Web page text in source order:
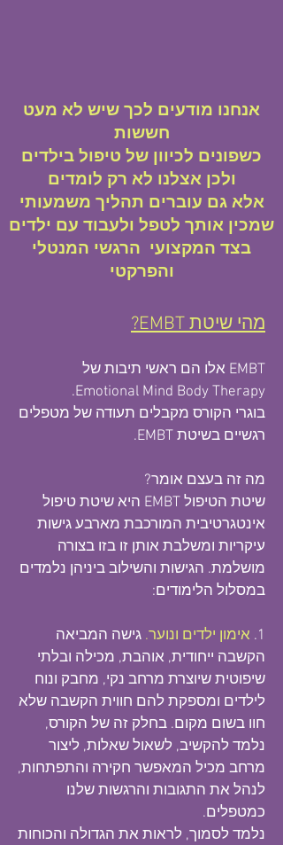
אנחנו מודעים לכך שיש לא מעט
חששות
כשפונים לכיוון של טיפול בילדים
ולכן אצלנו לא רק לומדים
אלא גם עוברים תהליך משמעותי
שמכין אותך לטפל ולעבוד עם ילדים
בצד המקצועי הרגשי המנטלי
והפרקטי
מהי שיטת EMBT?
EMBT אלו הם ראשי תיבות של
Emotional Mind Body Therapy.
בוגרי הקורס מקבלים תעודה של מטפלים
רגשיים בשיטת EMBT.
מה זה בעצם אומר?
שיטת הטיפול EMBT היא שיטת טיפול
אינטגרטיבית המורכבת מארבע גישות
עיקריות ומשלבת אותן זו בזו בצורה
מושלמת. הגישות והשילוב ביניהן נלמדים
במסלול הלימודים:
1. אימון ילדים ונוער. גישה המביאה
הקשבה ייחודית, אוהבת, מכילה ובלתי
שיפוטית שיוצרת מרחב נקי, מחבק ונוח
לילדים ומספקת להם חווית הקשבה שלא
חוו בשום מקום. בחלק זה של הקורס,
נלמד להקשיב, לשאול שאלות, ליצור
מרחב מכיל המאפשר חקירה והתפתחות,
לנהל את התגובות והרגשות שלנו
כמטפלים.
נלמד לסמוך, לראות את הגדולה והכוחות